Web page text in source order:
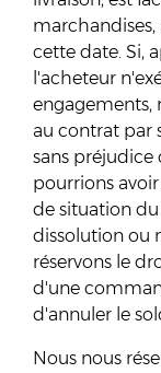
cette date. Si,
l'acheteur
engagements,
au contrat par
sans
pourrions
de situation
dissolution ou
réservons le
d'une
d'annuler le
Nous nous